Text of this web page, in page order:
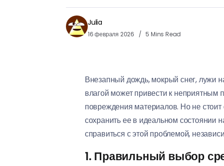
Julia
16 февраля 2026 5 Mins Read
Внезапный дождь, мокрый снег, лужи
влагой может привести к неприятным
повреждения материалов. Но не
сохранить ее в идеальном состоянии
справиться с этой проблемой,
1. Правильный выбор